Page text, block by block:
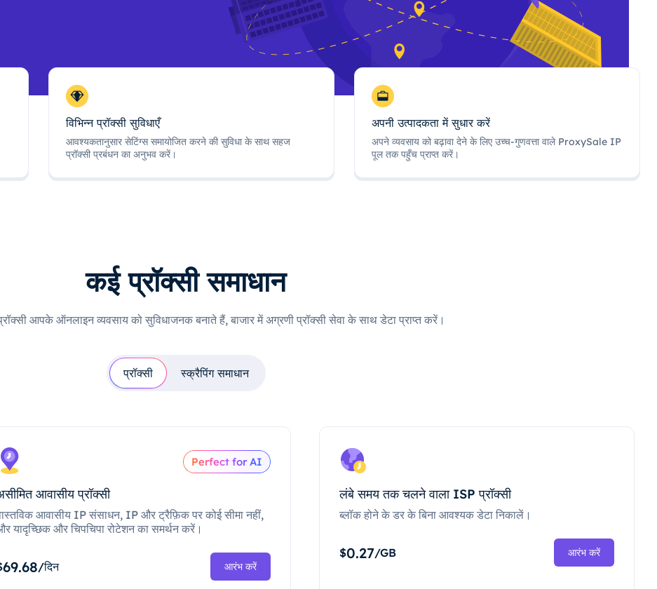
विभिन्न प्रॉक्सी सुविधाएँ
आवश्यकतानुसार सेटिंग्स समायोजित करने की सुविधा के साथ सहज
प्रॉक्सी प्रबंधन का अनुभव करें।
अपनी उत्पादकता में सुधार करें
अपने व्यवसाय को बढ़ावा देने के लिए उच्च-गुणवत्ता वाले ProxySale IP
पूल तक पहुँच प्राप्त करें।
कई प्रॉक्सी समाधान
आपके ऑनलाइन व्यवसाय को सुविधाजनक बनाते हैं, बाजार में अग्रणी प्रॉक्सी सेवा के साथ डेटा प्राप्त करें।
प्रॉक्सी स्क्रैपिंग समाधान
Perfect for AI
आवासीय प्रॉक्सी
आवासीय IP संसाधन, IP और ट्रैफ़िक पर कोई सीमा नहीं,
यादृच्छिक और चिपचिपा रोटेशन का समर्थन करें।
69.68/दिन आरंभ करें
लंबे समय तक चलने वाला ISP प्रॉक्सी
ब्लॉक होने के डर के बिना आवश्यक डेटा निकालें।
$0.27/GB आरंभ करें